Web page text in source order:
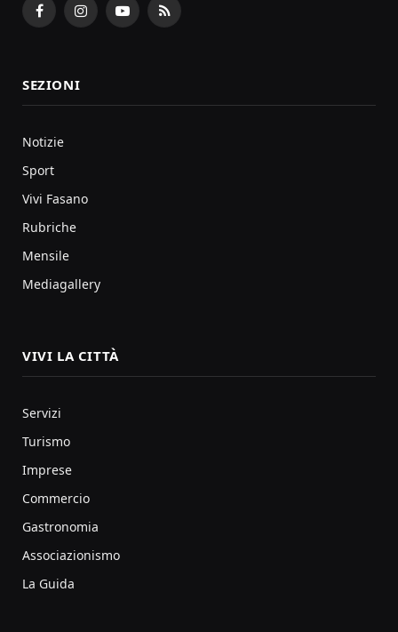
FacebookInstagramYouTubeRSS
SEZIONI
Notizie
Sport
Vivi Fasano
Rubriche
Mensile
Mediagallery
VIVI LA CITTÀ
Servizi
Turismo
Imprese
Commercio
Gastronomia
Associazionismo
La Guida